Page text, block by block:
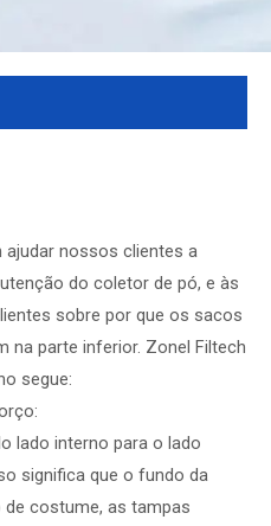
nossos clientes a
do coletor de pó, e às
sobre por que os sacos
na parte inferior. Zonel Filtech
segue:
lado interno para o lado
significa que o fundo da
costume, as tampas